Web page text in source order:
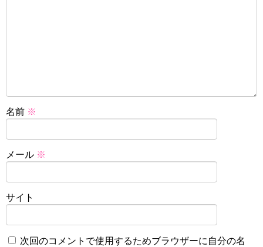
名前 ※
メール ※
サイト
次回のコメントで使用するためブラウザーに自分の名